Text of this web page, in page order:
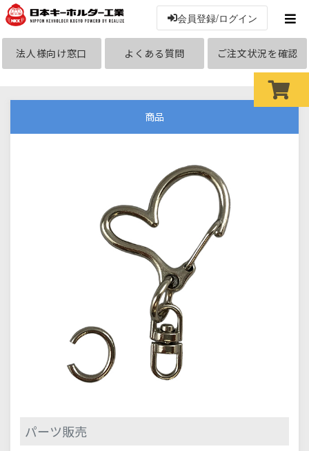
会員登録/ログイン
法人様向け窓口 よくある質問 ご注文状況を確認
商品
パーツ販売